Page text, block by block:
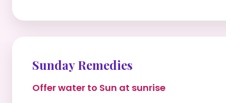
Sunday Remedies
Offer water to Sun at sunrise